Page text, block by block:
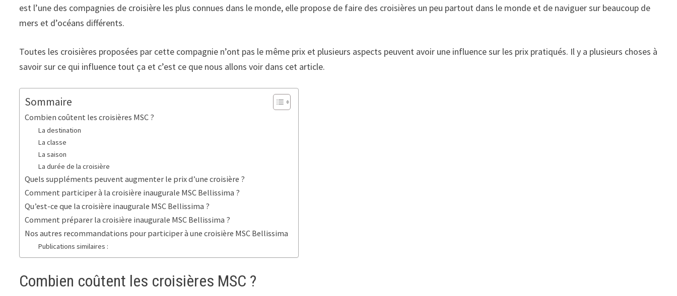
est l’une des compagnies de croisière les plus connues dans le monde, elle propose de faire des croisières un peu partout dans le monde et de naviguer sur beaucoup de
mers et d’océans différents.
Toutes les croisières proposées par cette compagnie n’ont pas le même prix et plusieurs aspects peuvent avoir une influence sur les prix pratiqués. Il y a plusieurs choses à
savoir sur ce qui influence tout ça et c’est ce que nous allons voir dans cet article.
Sommaire
Combien coûtent les croisières MSC ?
La destination
La classe
La saison
La durée de la croisière
Quels suppléments peuvent augmenter le prix d’une croisière ?
Comment participer à la croisière inaugurale MSC Bellissima ?
Qu’est-ce que la croisière inaugurale MSC Bellissima ?
Comment préparer la croisière inaugurale MSC Bellissima ?
Nos autres recommandations pour participer à une croisière MSC Bellissima
Publications similaires :
Combien coûtent les croisières MSC ?